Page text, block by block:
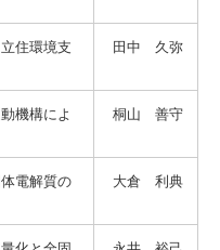
住環境支
田中 久弥
機構によ
桐山 善守
電解質の
大倉 利典